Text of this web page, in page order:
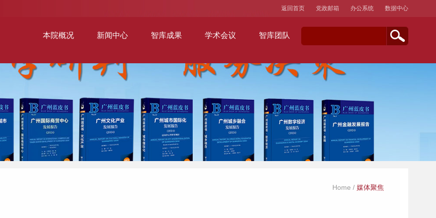
本院概况 新闻中心 智库成果 学术会议 智库团队
返回首页 党政邮箱 办公系统 数据中心
Home / 媒体聚焦